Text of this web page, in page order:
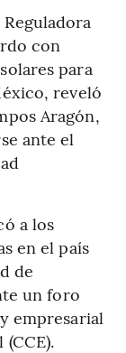
con
para
reveló
Aragón,
ante el
a los
en el país
de
un foro
empresarial